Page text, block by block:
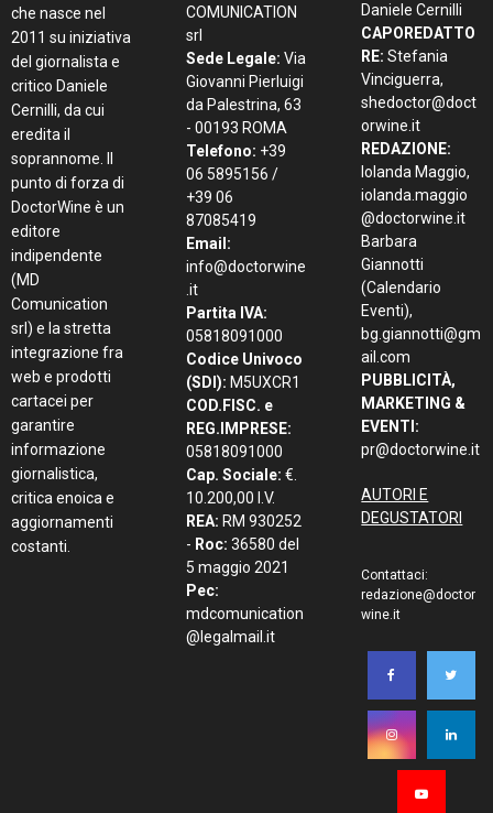
che nasce nel
2011 su iniziativa
del giornalista e
critico Daniele
Cernilli, da cui
eredita il
soprannome. Il
punto di forza di
DoctorWine è un
editore
indipendente
(MD
Comunication
srl) e la stretta
integrazione fra
web e prodotti
cartacei per
garantire
informazione
giornalistica,
critica enoica e
aggiornamenti
costanti.
COMUNICATION
srl
Sede Legale: Via
Giovanni Pierluigi
da Palestrina, 63
- 00193 ROMA
Telefono: +39
06 5895156 /
+39 06
87085419
Email:
info@doctorwine
.it
Partita IVA:
05818091000
Codice Univoco
(SDI): M5UXCR1
COD.FISC. e
REG.IMPRESE:
05818091000
Cap. Sociale: €.
10.200,00 I.V.
REA: RM 930252
- Roc: 36580 del
5 maggio 2021
Pec:
mdcomunication
@legalmail.it
Daniele Cernilli
CAPOREDATTO
RE: Stefania
Vinciguerra,
shedoctor@doct
orwine.it
REDAZIONE:
Iolanda Maggio,
iolanda.maggio
@doctorwine.it
Barbara
Giannotti
(Calendario
Eventi),
bg.giannotti@gm
ail.com
PUBBLICITÀ,
MARKETING &
EVENTI:
pr@doctorwine.it
AUTORI E
DEGUSTATORI
Contattaci:
redazione@doctor
wine.it